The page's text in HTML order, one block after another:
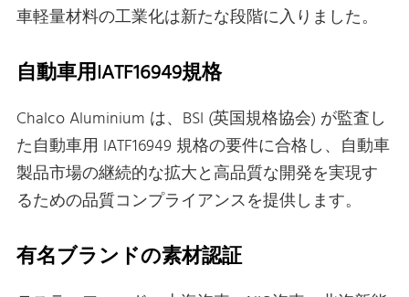
車軽量材料の工業化は新たな段階に入りました。
自動車用IATF16949規格
Chalco Aluminium は、BSI (英国規格協会) が監査し
た自動車用 IATF16949 規格の要件に合格し、自動車
製品市場の継続的な拡大と高品質な開発を実現す
るための品質コンプライアンスを提供します。
有名ブランドの素材認証